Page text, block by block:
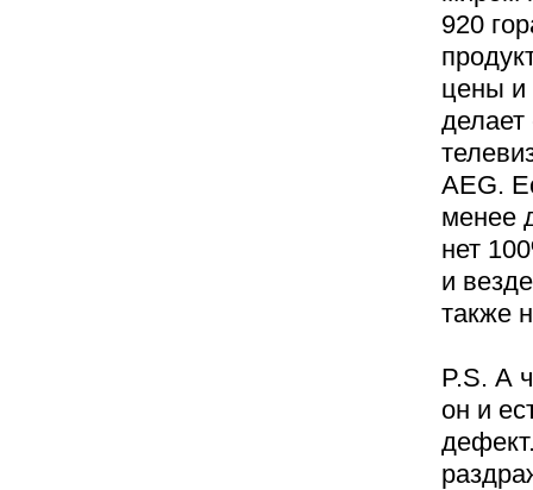
920
цены и
AEG.
менее
нет
и
также
P.S. А
он и